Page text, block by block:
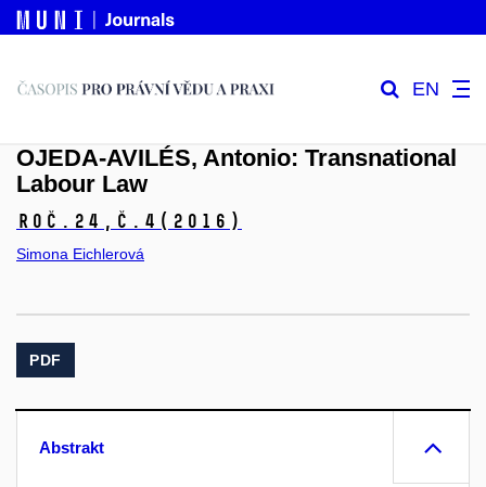
EN
OJEDA-AVILÉS, Antonio: Transnational
Labour Law
Roč.24, č.4 (2016)
Simona Eichlerová
PDF
Abstrakt